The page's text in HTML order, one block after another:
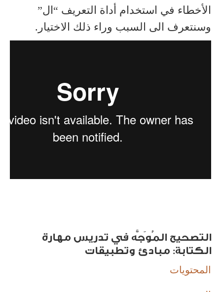
الأخطاء في استخدام أداة التعريف “ال”
وسنتعرف الى السبب وراء ذلك الاختيار.
التصحيح المُوَجَّه في تدريس مهارة
الكتابة: مبادئ وتطبيقات
المحتويات